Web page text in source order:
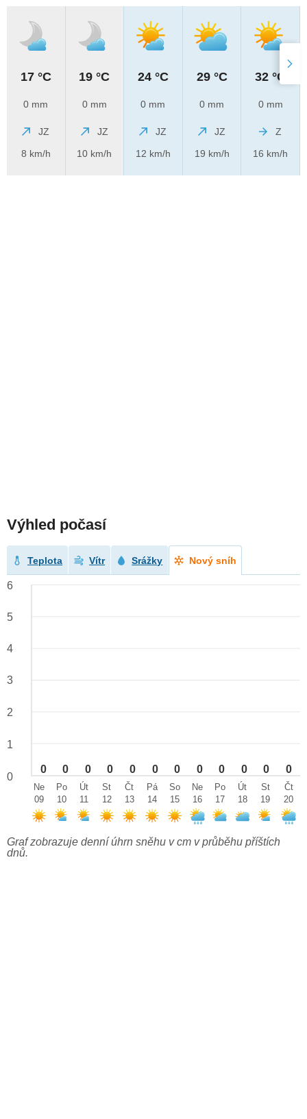
17 °C
0 mm
JZ
8 km/h
19 °C
0 mm
JZ
10 km/h
24 °C
0 mm
JZ
12 km/h
29 °C
0 mm
JZ
19 km/h
32 °C
0 mm
Z
16 km/h
Výhled počasí
Teplota Vítr Srážky Nový sníh
0 0 0 0 0 0 0 0 0 0 0 0
6
5
4
3
2
1
0
Ne
09
Po
10
Út
11
St
12
Čt
13
Pá
14
So
15
Ne
16
Po
17
Út
18
St
19
Čt
20
Graf zobrazuje denní úhrn sněhu v cm v průběhu příštích
dnů.